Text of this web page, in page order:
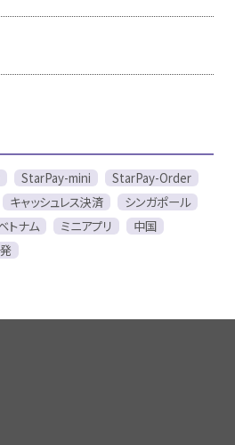
StarPay-mini
StarPay-Order
キャッシュレス決済
シンガポール
トナム ミニアプリ
中国